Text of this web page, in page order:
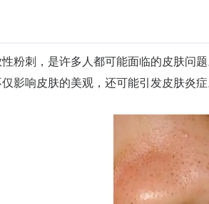
刺，是许多人都可能面临的皮肤问题
影响皮肤的美观，还可能引发皮肤炎